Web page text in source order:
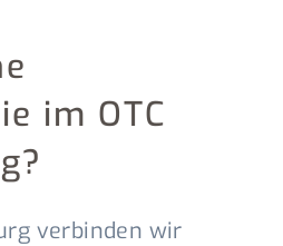
im OTC
verbinden wir